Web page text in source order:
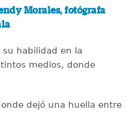
Morales, fotógrafa
habilidad en la
medios, donde
dejó una huella entre